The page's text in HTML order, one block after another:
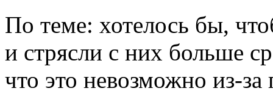
По теме: хотелось бы,
и стрясли с них больше
что это невозможно из-